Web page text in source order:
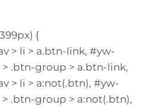
{
> li > a.btn-link, #yw-
.btn-group > a.btn-link,
> li > a:not(.btn), #yw-
.btn-group > a:not(.btn),